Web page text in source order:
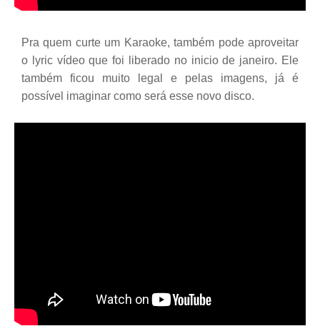
Pra quem curte um Karaoke, também pode aproveitar
o lyric vídeo que foi liberado no inicio de janeiro. Ele
também ficou muito legal e pelas imagens, já é
possível imaginar como será esse novo disco.